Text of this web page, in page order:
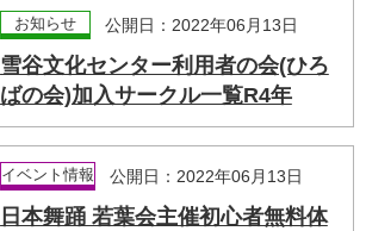
お知らせ 公開日：2022年06月13日
雪谷文化センター利用者の会(ひろ
ばの会)加入サークル一覧R4年
イベント情報 公開日：2022年06月13日
日本舞踊 若葉会主催初心者無料体